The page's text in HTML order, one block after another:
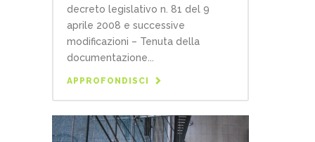
decreto legislativo n. 81 del 9
aprile 2008 e successive
modificazioni – Tenuta della
documentazione...
APPROFONDISCI